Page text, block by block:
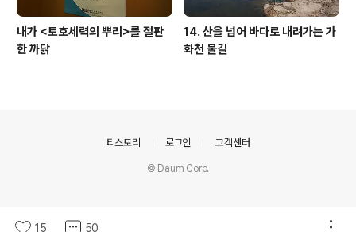
내가 <토호세력의 뿌리>를 절판
한 까닭
14. 산을 넘어 바다로 내려가는 가
화천 물길
15 50
티스토리 로그인 고객센터
© Daum Corp.